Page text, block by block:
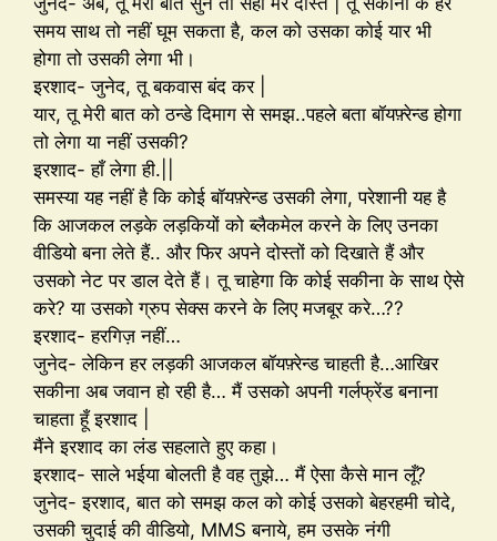
समय साथ तो नहीं घूम सकता है, कल को उसका कोई यार भी
होगा तो उसकी लेगा भी।
इरशाद- जुनेद, तू बकवास बंद कर |
यार, तू मेरी बात को ठन्डे दिमाग से समझ..पहले बता बॉयफ़्रेन्ड होगा
तो लेगा या नहीं उसकी?
इरशाद- हाँ लेगा ही.||
समस्या यह नहीं है कि कोई बॉयफ़्रेन्ड उसकी लेगा, परेशानी यह है
कि आजकल लड़के लड़कियों को ब्लैकमेल करने के लिए उनका
वीडियो बना लेते हैं.. और फिर अपने दोस्तों को दिखाते हैं और
उसको नेट पर डाल देते हैं। तू चाहेगा कि कोई सकीना के साथ ऐसे
करे? या उसको ग्रुप सेक्स करने के लिए मजबूर करे…??
इरशाद- हरगिज़ नहीं…
जुनेद- लेकिन हर लड़की आजकल बॉयफ़्रेन्ड चाहती है…आखिर
सकीना अब जवान हो रही है… मैं उसको अपनी गर्लफ्रेंड बनाना
चाहता हूँ इरशाद |
मैंने इरशाद का लंड सहलाते हुए कहा।
इरशाद- साले भईया बोलती है वह तुझे… मैं ऐसा कैसे मान लूँ?
जुनेद- इरशाद, बात को समझ कल को कोई उसको बेहरहमी चोदे,
उसकी चुदाई की वीडियो, MMS बनाये, हम उसके नंगी